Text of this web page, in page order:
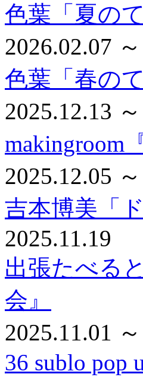
色葉「夏の
2026.02.07
色葉「春の
2025.12.13
makingroom
2025.12.05
吉本博美「
2025.11.19
出張たべる
会』
2025.11.01
36 sublo pop